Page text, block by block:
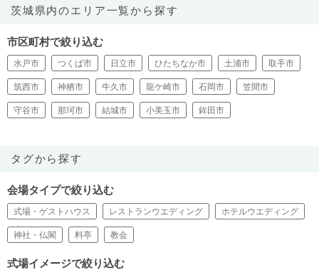
茨城県内のエリア一覧から探す
市区町村で絞り込む
水戸市 つくば市 日立市 ひたちなか市 土浦市 取手市
筑西市 神栖市 牛久市 龍ケ崎市 石岡市 笠間市
守谷市 那珂市 結城市 小美玉市 鉾田市
タグから探す
会場タイプで絞り込む
式場・ゲストハウス レストランウエディング ホテルウエディング
神社・仏閣 料亭 教会
式場イメージで絞り込む